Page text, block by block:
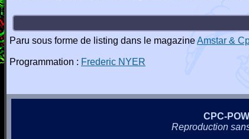
Paru sous forme de listing dans le magazineAmstar &
Programmation : Frederic NYER
CPC-
Reproduction